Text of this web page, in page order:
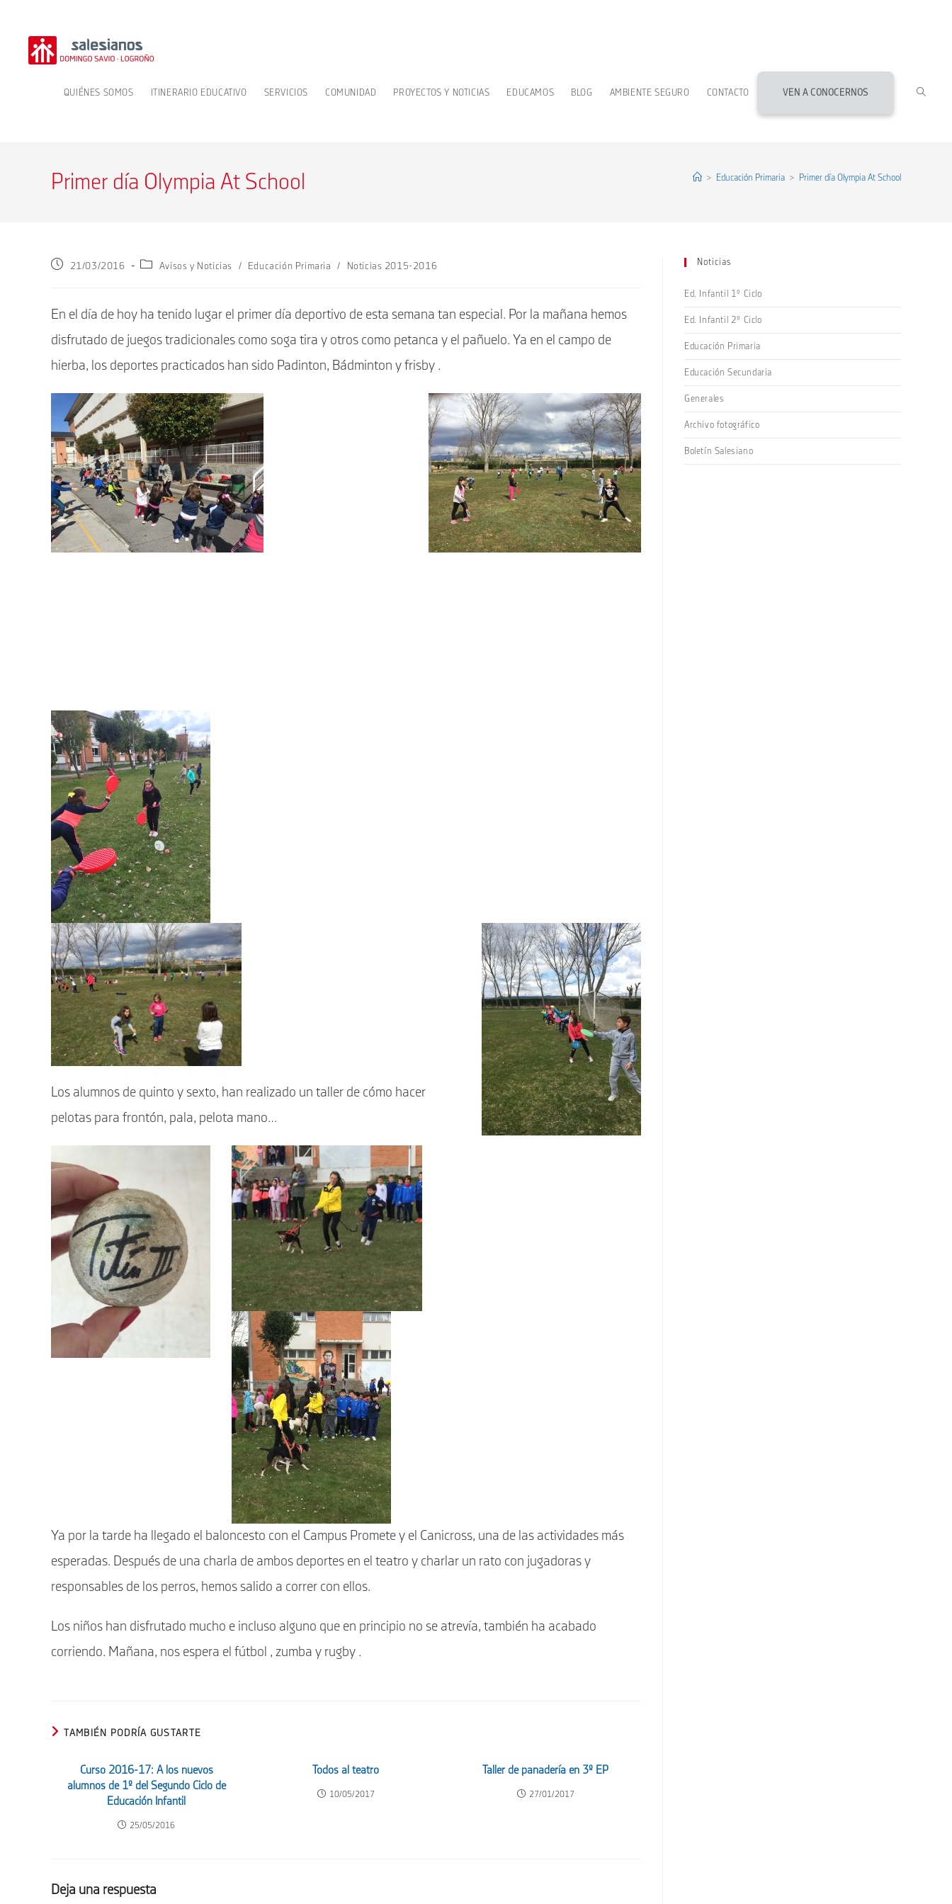
contenido
QUIÉNES SOMOS ITINERARIO EDUCATIVO SERVICIOS COMUNIDAD PROYECTOS Y NOTICIAS EDUCAMOS BLOG AMBIENTE SEGURO CONTACTO VEN A CONOCERNOS
Primer día Olympia At School > Educación Primaria > Primer día Olympia At School
Publicación
21/03/2016
CategoríaAvisos y Noticias / Educación Primaria / Noticias 2015-2016
En el día de hoy ha tenido lugar el primer día deportivo de esta semana tan especial. Por la mañana hemos
disfrutado de juegos tradicionales como soga tira y otros como petanca y el pañuelo. Ya en el campo de
hierba, los deportes practicados han sido Padinton, Bádminton y frisby .
Los alumnos de quinto y sexto, han realizado un taller de cómo hacer
pelotas para frontón, pala, pelota mano…
Ya por la tarde ha llegado el baloncesto con el Campus Promete y el Canicross, una de las actividades más
esperadas. Después de una charla de ambos deportes en el teatro y charlar un rato con jugadoras y
responsables de los perros, hemos salido a correr con ellos.
Los niños han disfrutado mucho e incluso alguno que en principio no se atrevía, también ha acabado
corriendo. Mañana, nos espera el fútbol , zumba y rugby .
TAMBIÉN PODRÍA GUSTARTE
Curso 2016-17: A los nuevos
alumnos de 1º del Segundo Ciclo de
Educación Infantil
25/05/2016
Todos al teatro
10/05/2017
Taller de panadería en 3º EP
27/01/2017
Deja una respuesta
Noticias
Ed. Infantil 1º Ciclo
Ed. Infantil 2º Ciclo
Educación Primaria
Educación Secundaria
Generales
Archivo fotográfico
Boletín Salesiano